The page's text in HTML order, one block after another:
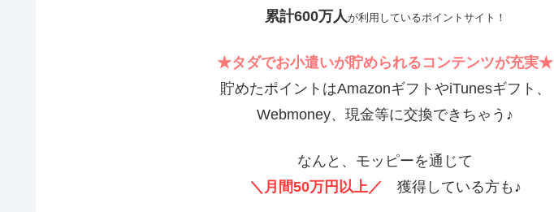
累計600万人が利用しているポイントサイト！
★タダでお小遣いが貯められるコンテンツが充実★
貯めたポイントはAmazonギフトやiTunesギフト、
Webmoney、現金等に交換できちゃう♪
なんと、モッピーを通じて
＼月間50万円以上／ 獲得している方も♪